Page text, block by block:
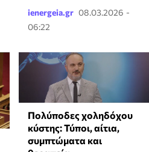
ienergeia.gr 08.03.2026 -
06:22
Πολύποδες χοληδόχου
κύστης: Τύποι, αίτια,
συμπτώματα και